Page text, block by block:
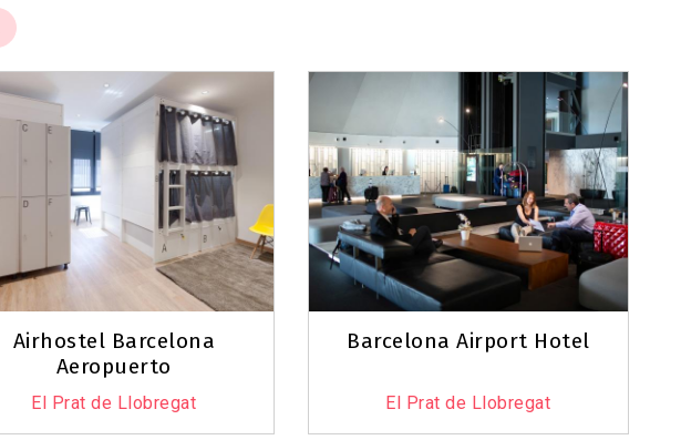
Reset Map
Airhostel Barcelona
Aeropuerto
El Prat de Llobregat
Barcelona Airport Hotel
El Prat de Llobregat